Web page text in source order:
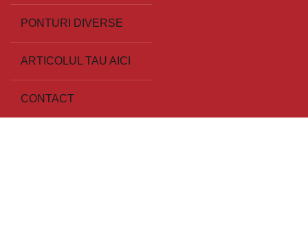
PONTURI DIVERSE
ARTICOLUL TAU AICI
CONTACT